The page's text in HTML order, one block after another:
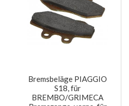
Bremsbeläge PIAGGIO
S18, für
BREMBO/GRIMECA